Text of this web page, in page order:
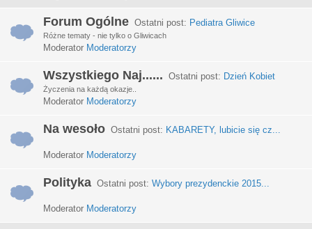
Forum Ogólne Ostatni post: Pediatra Gliwice
Różne tematy - nie tylko o Gliwicach
Moderator Moderatorzy
Wszystkiego Naj...... Ostatni post: Dzień Kobiet
Życzenia na każdą okazje..
Moderator Moderatorzy
Na wesoło Ostatni post: KABARETY, lubicie się cz...
Moderator Moderatorzy
Polityka Ostatni post: Wybory prezydenckie 2015...
Moderator Moderatorzy